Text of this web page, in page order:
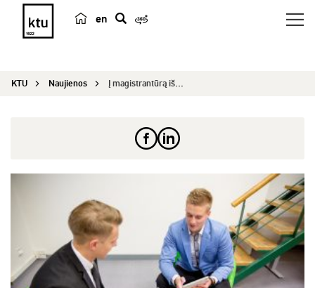
en
e
KTU Naujienos Į magistrantūrą iš darbo rinkos: kodėl verta stu...